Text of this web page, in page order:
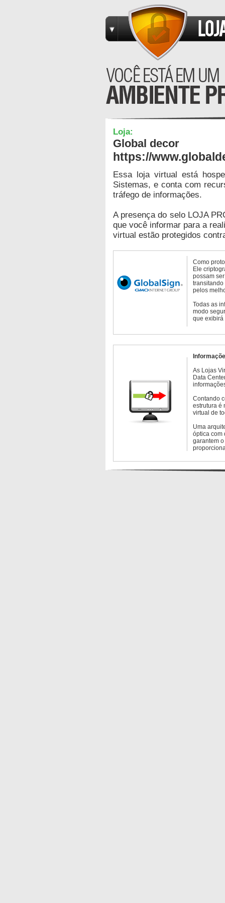
Loja:
Global decor
https://
Essa loja virtual está
Sistemas, e conta com
tráfego de informações.
A presença do selo LOJA
que você informar para a
virtual estão protegidos
Como
Ele
possam
transitando
pelos
Todas as
modo
que exibirá
As Lojas
Data
Contando
estrutura é
virtual de
Uma
óptica com
garantem